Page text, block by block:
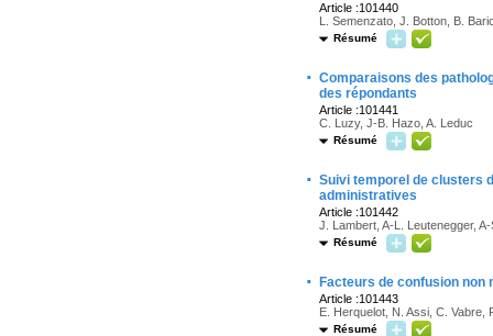
Article :101440
L. Semenzato, J. Botton, B.
Résumé
· Comparaisons des
des répondants
Article :101441
C. Luzy, J-B. Hazo, A. Leduc
Résumé
· Suivi temporel de clusters
administratives
Article :101442
J. Lambert, A-L. Leutenegger,
Résumé
· Facteurs de confusion
Article :101443
E. Herquelot, N. Assi, C. Vabre,
Résumé